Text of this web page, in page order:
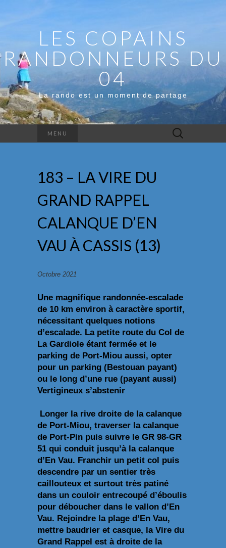
LES COPAINS
RANDONNEURS DU
04
La rando est un moment de partage
MENU Rechercher :
183 – LA VIRE DU
GRAND RAPPEL
CALANQUE D’EN
VAU À CASSIS (13)
Octobre 2021
Une magnifique randonnée-escalade
de 10 km environ à caractère sportif,
nécessitant quelques notions
d’escalade. La petite route du Col de
La Gardiole étant fermée et le
parking de Port-Miou aussi, opter
pour un parking (Bestouan payant)
ou le long d’une rue (payant aussi)
Vertigineux s’abstenir
Longer la rive droite de la calanque
de Port-Miou, traverser la calanque
de Port-Pin puis suivre le GR 98-GR
51 qui conduit jusqu’à la calanque
d’En Vau. Franchir un petit col puis
descendre par un sentier très
caillouteux et surtout très patiné
dans un couloir entrecoupé d’éboulis
pour déboucher dans le vallon d’En
Vau. Rejoindre la plage d’En Vau,
mettre baudrier et casque, la Vire du
Grand Rappel est à droite de la